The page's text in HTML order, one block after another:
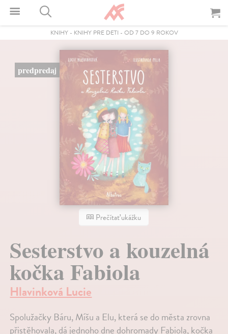
KNIHY- KNIHY PRE DETI - OD 7 DO 9 ROKOV
predpredaj
Prečítať ukážku
Sesterstvo a kouzelná
kočka Fabiola
Hlavinková Lucie
Spolužačky Báru, Míšu a Elu, která se do města zrovna
přistěhovala, dá jednoho dne dohromady Fabiola, kočka